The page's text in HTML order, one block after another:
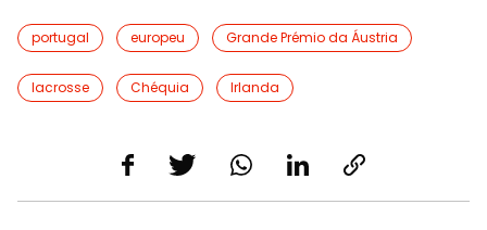
portugal europeu Grande Prémio da Áustria
lacrosse Chéquia Irlanda